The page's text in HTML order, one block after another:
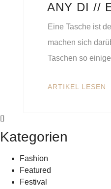
ANY DI //
Eine Tasche ist
machen sich
Taschen so
ARTIKEL LESEN
Kategorien
Fashion
Featured
Festival